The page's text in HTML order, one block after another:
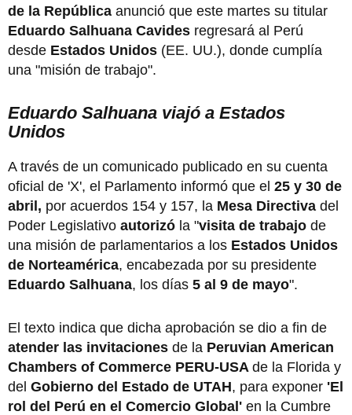
de la República anunció que este martes su titular
Eduardo Salhuana Cavides regresará al Perú
desde Estados Unidos (EE. UU.), donde cumplía
una "misión de trabajo".
Eduardo Salhuana viajó a Estados
Unidos
A través de un comunicado publicado en su cuenta
oficial de 'X', el Parlamento informó que el 25 y 30 de
abril, por acuerdos 154 y 157, la Mesa Directiva del
Poder Legislativo autorizó la "visita de trabajo de
una misión de parlamentarios a los Estados Unidos
de Norteamérica, encabezada por su presidente
Eduardo Salhuana, los días 5 al 9 de mayo".
El texto indica que dicha aprobación se dio a fin de
atender las invitaciones de la Peruvian American
Chambers of Commerce PERU-USA de la Florida y
del Gobierno del Estado de UTAH, para exponer 'El
rol del Perú en el Comercio Global' en la Cumbre